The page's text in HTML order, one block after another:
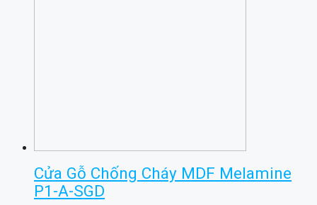
Cửa Gỗ Chống Cháy MDF Melamine
P1-A-SGD